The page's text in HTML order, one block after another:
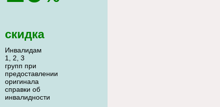
скидка
Инвалидам
1, 2, 3
групп при
предоставлении
оригинала
справки об
инвалидности